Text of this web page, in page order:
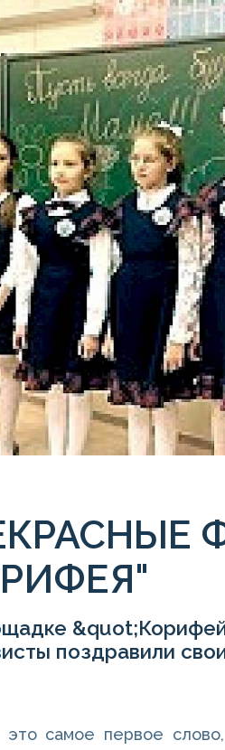
поздравили
самое первое слово,